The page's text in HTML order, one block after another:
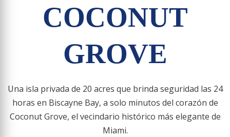
COCONUT
GROVE
Una isla privada de 20 acres que brinda seguridad las 24
horas en Biscayne Bay, a solo minutos del corazón de
Coconut Grove, el vecindario histórico más elegante de
Miami.